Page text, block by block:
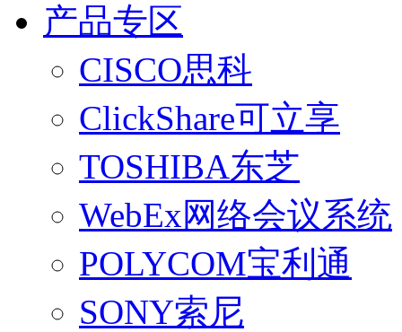
产品专区
CISCO思科
ClickShare可立享
TOSHIBA东芝
WebEx网络会议系统
POLYCOM宝利通
SONY索尼